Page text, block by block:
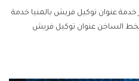
خدمة عنوان توكيل فريش بالمنيا خدمة
الساخن عنوان توكيل فريش